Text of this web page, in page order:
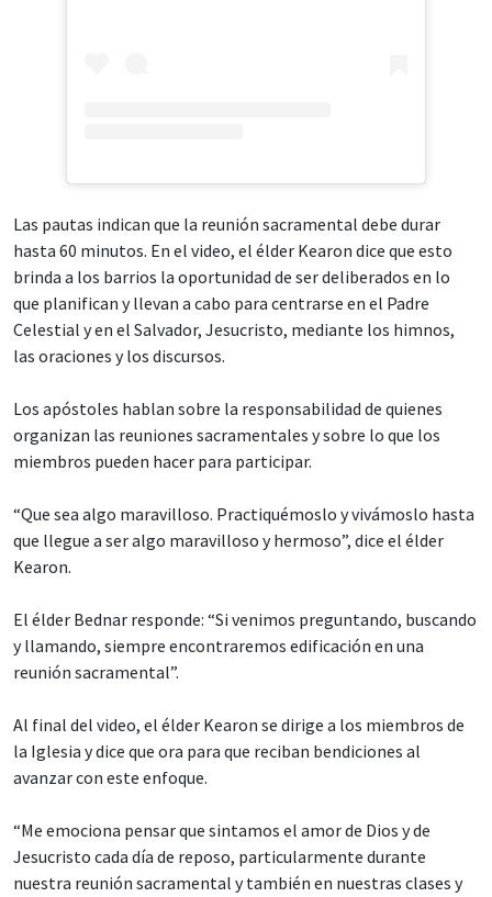
Las pautas indican que la reunión sacramental debe durar
hasta 60 minutos. En el video, el élder Kearon dice que esto
brinda a los barrios la oportunidad de ser deliberados en lo
que planifican y llevan a cabo para centrarse en el Padre
Celestial y en el Salvador, Jesucristo, mediante los himnos,
las oraciones y los discursos.
Los apóstoles hablan sobre la responsabilidad de quienes
organizan las reuniones sacramentales y sobre lo que los
miembros pueden hacer para participar.
“Que sea algo maravilloso. Practiquémoslo y vivámoslo hasta
que llegue a ser algo maravilloso y hermoso”, dice el élder
Kearon.
El élder Bednar responde: “Si venimos preguntando, buscando
y llamando, siempre encontraremos edificación en una
reunión sacramental”.
Al final del video, el élder Kearon se dirige a los miembros de
la Iglesia y dice que ora para que reciban bendiciones al
avanzar con este enfoque.
“Me emociona pensar que sintamos el amor de Dios y de
Jesucristo cada día de reposo, particularmente durante
nuestra reunión sacramental y también en nuestras clases y